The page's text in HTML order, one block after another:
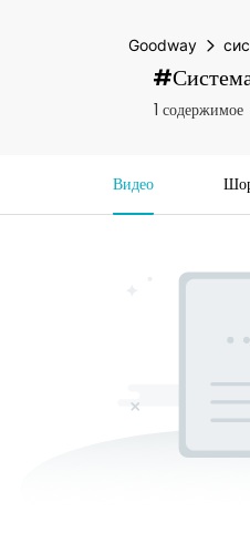
Goodway
1 содержимое
Видео